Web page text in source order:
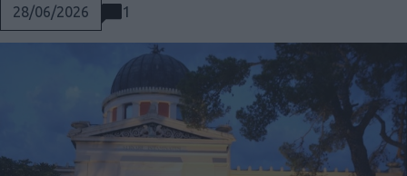
28/06/2026 1